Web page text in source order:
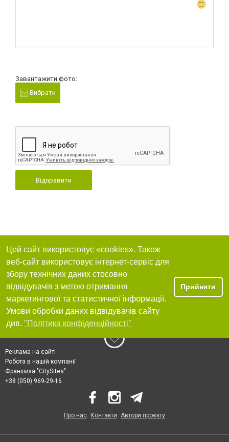
Завантажити фото:
Вибрати
Відправити
Цей сайт використовує «cookies». Також
веб-сайт використовує інтернет-сервіс для
збору технічних даних стосовно
відвідувачів з метою отримання
маркетингової та статистичної інформації.
Умови обробки даних відвідувачів сайту
див. "Політика конфіденційності"
Прийняти
Реклама на сайті
Робота в нашій компанії
Франшиза "CitySites"
+38 (050) 969-29-16
Про нас Контакти Автори проєкту